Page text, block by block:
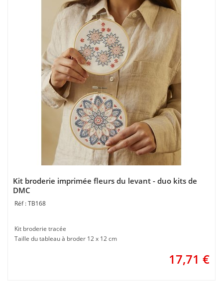
Kit broderie imprimée fleurs du levant - duo kits de
DMC
TB168
Kit broderie tracée
Taille du tableau à broder 12 x 12 cm
17,71 €